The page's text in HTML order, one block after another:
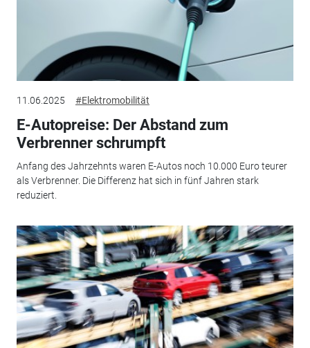
11.06.2025 #Elektromobilität
E-Autopreise: Der Abstand zum
Verbrenner schrumpft
Anfang des Jahrzehnts waren E-Autos noch 10.000 Euro teurer
als Verbrenner. Die Differenz hat sich in fünf Jahren stark
reduziert.